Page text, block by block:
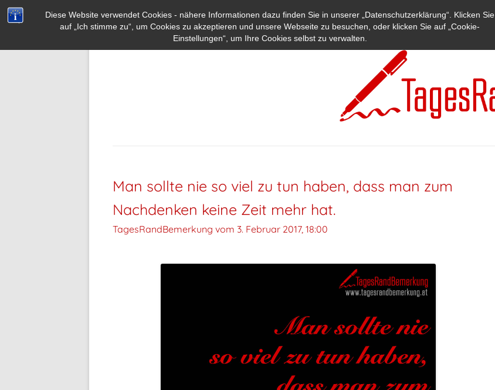
Diese Website verwendet Cookies - nähere Informationen dazu finden Sie in unserer „Datenschutzerklärung“. Klicken Sie
auf „Ich stimme zu“, um Cookies zu akzeptieren und unsere Webseite zu besuchen, oder klicken Sie auf „Cookie-
Einstellungen“, um Ihre Cookies selbst zu verwalten.
Man sollte nie so viel zu tun haben, dass man zum
Nachdenken keine Zeit mehr hat.
TagesRandBemerkung vom 3. Februar 2017, 18:00